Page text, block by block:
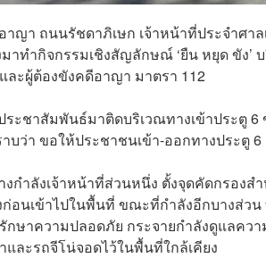
ญา ถนนรัชดาภิเษก เจ้าหน้าที่ประจำศ
าทำกิจกรรมเชิงสัญลักษณ์ ‘ยืน หยุด ขัง’
ละผู้ต้องขังคดีอาญา มาตรา 112
ระชาสัมพันธ์มาติดบริเวณทางเข้าประตู
ว่า ขอให้ประชาชนเข้า-ออกทางประตู 6
กำลังเจ้าหน้าที่ส่วนหนึ่ง ตั้งจุดคัดกรอง
อนเข้าไปในพื้นที่ ขณะที่กำลังอีกบางส่ว
กษาความปลอดภัย กระจายกำลังดูแลคว
ละรถจีโน่จอดไว้ในพื้นที่ใกล้เคียง